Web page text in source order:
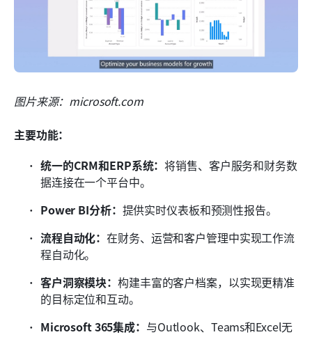
图片来源：microsoft.com
主要功能：
统一的CRM和ERP系统：将销售、客户服务和财务数
据连接在一个平台中。
Power BI分析： 提供实时仪表板和预测性报告。
流程自动化：在财务、运营和客户管理中实现工作流
程自动化。
客户洞察模块：构建丰富的客户档案，以实现更精准
的目标定位和互动。
Microsoft 365集成： 与Outlook、Teams和Excel无